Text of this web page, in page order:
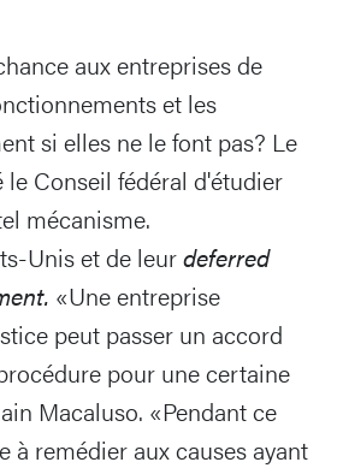
aux entreprises de
et les
si elles ne le font pas? Le
Conseil fédéral d'étudier
mécanisme.
Unis et de leurdeferred
«Une entreprise
peut passer un accord
pour une certaine
Macaluso. «Pendant ce
à remédier aux causes ayant